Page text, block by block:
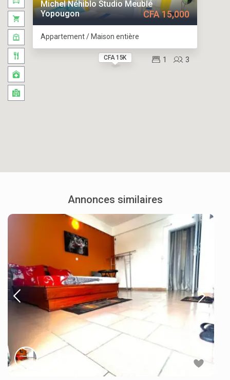
CFA 15K
Michel Néhiblo Studio Meublé
Yopougon
Appartement / Maison entière
3
1
CFA 15,000
Annonces similaires